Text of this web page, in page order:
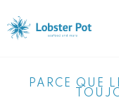
PARCE QUE